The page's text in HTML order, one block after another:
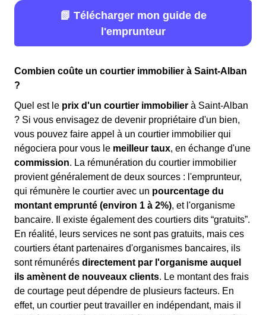
📗 Télécharger mon guide de
l'emprunteur
Combien coûte un courtier immobilier à Saint-Alban
?
Quel est le prix d'un courtier immobilier à Saint-Alban
? Si vous envisagez de devenir propriétaire d'un bien,
vous pouvez faire appel à un courtier immobilier qui
négociera pour vous le meilleur taux, en échange d'une
commission. La rémunération du courtier immobilier
provient généralement de deux sources : l'emprunteur,
qui rémunère le courtier avec un pourcentage du
montant emprunté (environ 1 à 2%), et l'organisme
bancaire. Il existe également des courtiers dits “gratuits”.
En réalité, leurs services ne sont pas gratuits, mais ces
courtiers étant partenaires d'organismes bancaires, ils
sont rémunérés directement par l'organisme auquel
ils amènent de nouveaux clients. Le montant des frais
de courtage peut dépendre de plusieurs facteurs. En
effet, un courtier peut travailler en indépendant, mais il